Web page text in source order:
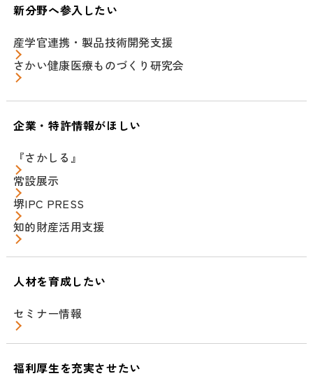
新分野へ参入したい
産学官連携・製品技術開発支援
さかい健康医療ものづくり研究会
企業・特許情報がほしい
『さかしる』
常設展示
堺IPC PRESS
知的財産活用支援
人材を育成したい
セミナー情報
福利厚生を充実させたい